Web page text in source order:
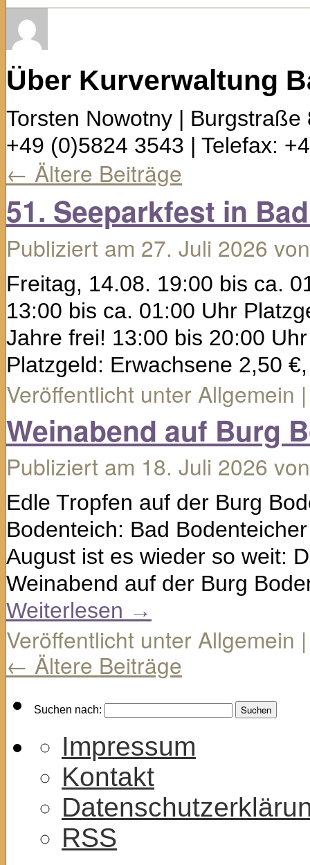
Über Kurverwaltung
Torsten Nowotny |
+49 (0)5824 3543 | Telefax:
← Ältere Beiträge
51. Seeparkfest in
Publiziert am 27. Juli 2026 von
Freitag, 14.08. 19:00 bis ca.
13:00 bis ca. 01:00 Uhr
Jahre frei! 13:00 bis 20:00
Platzgeld: Erwachsene 2,50
Veröffentlicht unter Allgemein |
Weinabend auf Burg
Publiziert am 18. Juli 2026 von
Edle Tropfen auf der Burg
Bodenteich: Bad
August ist es wieder so weit:
Weinabend auf der Burg
Weiterlesen →
Veröffentlicht unter Allgemein |
← Ältere Beiträge
Suchen nach:
Impressum
Kontakt
RSS